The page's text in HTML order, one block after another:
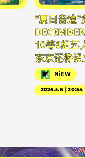
“夏日音速
DECEMBER
10等8组艺
东京还将
NiEW
2026.5.6｜20:54